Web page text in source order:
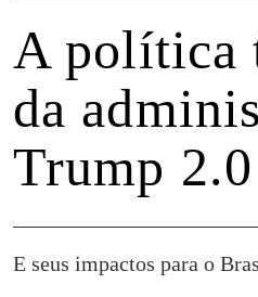
A política
da
Trump 2.0
E seus impactos para o